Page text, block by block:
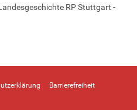
RP Stuttgart -
Barrierefreiheit